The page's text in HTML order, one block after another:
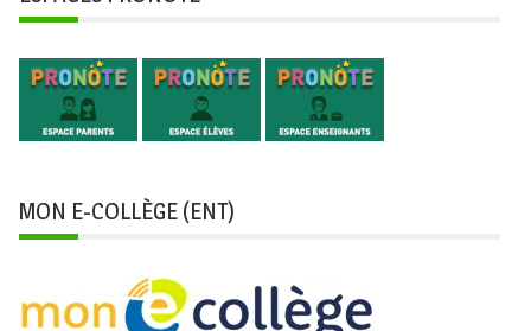
MON E-COLLÈGE (ENT)